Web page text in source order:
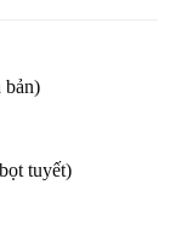
bản)
tuyết)